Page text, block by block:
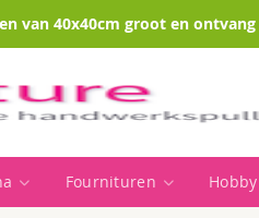
van 40x40cm groot en
Fournituren Hobby